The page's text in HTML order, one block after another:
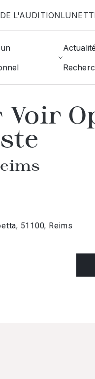
L'AUDITION
Reims Écouter Voir
Voir
51100, Reims